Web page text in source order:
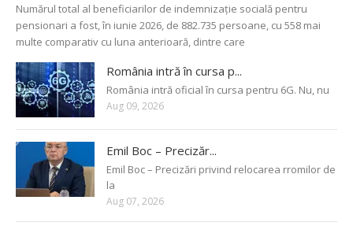
Numărul total al beneficiarilor de indemnizație socială pentru
pensionari a fost, în iunie 2026, de 882.735 persoane, cu 558 mai
multe comparativ cu luna anterioară, dintre care
România intră în cursa p...
România intră oficial în cursa pentru 6G. Nu, nu
Aug 09, 2026
Emil Boc – Precizăr...
Emil Boc – Precizări privind relocarea rromilor de
la
Aug 07, 2026